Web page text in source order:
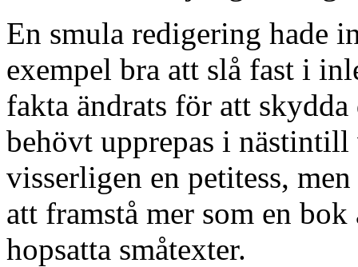
En smula redigering hade
exempel bra att slå fast i
fakta ändrats för att
behövt upprepas i
visserligen en petitess,
att framstå mer som en
hopsatta småtexter.